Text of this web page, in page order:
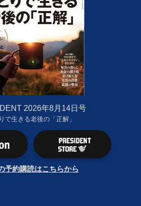
2026年8月14日号
で生きる老後の「正解」
予約購読はこちらから